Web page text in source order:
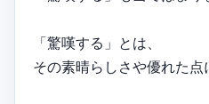
「驚嘆する」とは、
その素晴らしさや優れた点